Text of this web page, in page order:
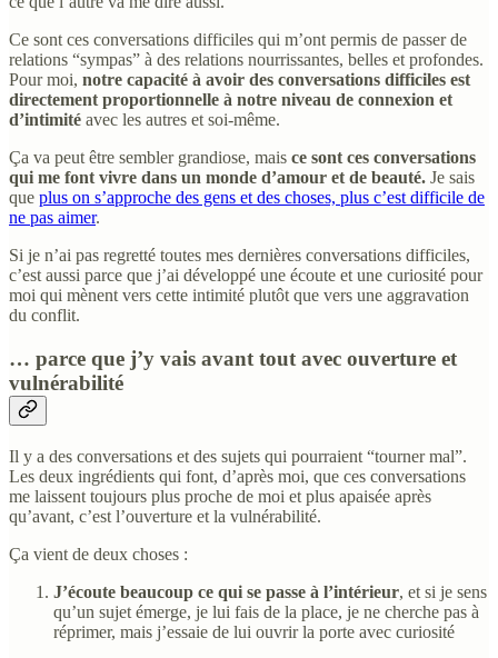
Ce sont ces conversations difficiles qui m’ont permis de passer de
relations “sympas” à des relations nourrissantes, belles et profondes.
Pour moi, notre capacité à avoir des conversations difficiles est
directement proportionnelle à notre niveau de connexion et
d’intimité avec les autres et soi-même.
Ça va peut être sembler grandiose, mais ce sont ces conversations
qui me font vivre dans un monde d’amour et de beauté. Je sais
que plus on s’approche des gens et des choses, plus c’est difficile de
ne pas aimer.
Si je n’ai pas regretté toutes mes dernières conversations difficiles,
c’est aussi parce que j’ai développé une écoute et une curiosité pour
moi qui mènent vers cette intimité plutôt que vers une aggravation
du conflit.
… parce que j’y vais avant tout avec ouverture et
vulnérabilité
Il y a des conversations et des sujets qui pourraient “tourner mal”.
Les deux ingrédients qui font, d’après moi, que ces conversations
me laissent toujours plus proche de moi et plus apaisée après
qu’avant, c’est l’ouverture et la vulnérabilité.
Ça vient de deux choses :
J’écoute beaucoup ce qui se passe à l’intérieur, et si je sens
qu’un sujet émerge, je lui fais de la place, je ne cherche pas à
réprimer, mais j’essaie de lui ouvrir la porte avec curiosité